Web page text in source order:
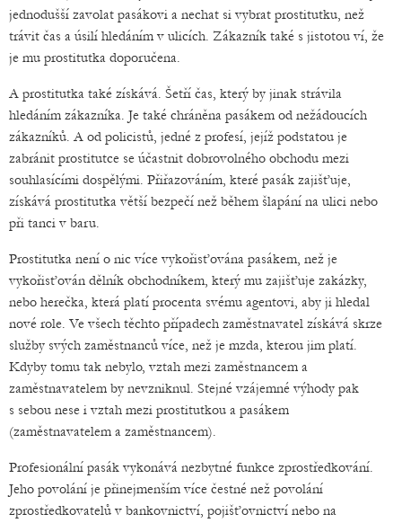
jednodušší zavolat pasákovi a nechat si vybrat prostitutku, než
trávit čas a úsilí hledáním v ulicích. Zákazník také s jistotou ví, že
je mu prostitutka doporučena.
A prostitutka také získává. Šetří čas, který by jinak strávila
hledáním zákazníka. Je také chráněna pasákem od nežádoucích
zákazníků. A od policistů, jedné z profesí, jejíž podstatou je
zabránit prostitutce se účastnit dobrovolného obchodu mezi
souhlasícími dospělými. Přiřazováním, které pasák zajišťuje,
získává prostitutka větší bezpečí než během šlapání na ulici nebo
při tanci v baru.
Prostitutka není o nic více vykořisťována pasákem, než je
vykořisťován dělník obchodníkem, který mu zajišťuje zakázky,
nebo herečka, která platí procenta svému agentovi, aby ji hledal
nové role. Ve všech těchto případech zaměstnavatel získává skrze
služby svých zaměstnanců více, než je mzda, kterou jim platí.
Kdyby tomu tak nebylo, vztah mezi zaměstnancem a
zaměstnavatelem by nevzniknul. Stejné vzájemné výhody pak
s sebou nese i vztah mezi prostitutkou a pasákem
(zaměstnavatelem a zaměstnancem).
Profesionální pasák vykonává nezbytné funkce zprostředkování.
Jeho povolání je přinejmenším více čestné než povolání
zprostředkovatelů v bankovnictví, pojišťovnictví nebo na